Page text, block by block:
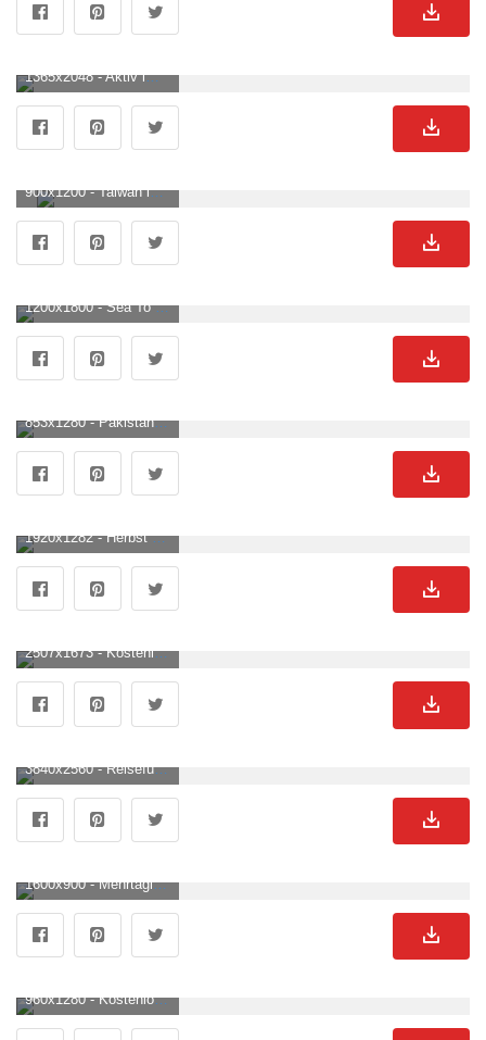
1365x2048 - Aktiv im Herbst: Wanderungen und Ausflüge für die ganze Familie im Murgtal. Wald See Hintergrund .
900x1200 - Taiwan in Deutschland / X. Wald See Bild.
1200x1800 - Sea To Sky Highway. © Individualicious · Individualicious. Wald See Hintergrundbild für Handy.
853x1280 - Pakistan Wald Berge Foto auf Pixabay. Wald See Hintergrundbild.
1920x1282 - Herbst Ästhetik Wallpaper KOSTENLOS. Wald See Hintergrund für Desktop.
2507x1673 - Kostenlose foto : Landschaft, Baum, Natur, Wald, draussen, Wildnis, Berg, Wolke, Nebel, Wiese, Morgen, See, Fluss, Tal, Land, Gebirge, wild, Grün, Betrachtung, Wetter, Jahreszeit, Bäume, Wolken, Berge, Atmosphärisches Phänomen, Bergige landforms. Wald See Hintergrundbild.
3840x2560 - Reiseführer Villa Lagarina: 2023 das Beste in Villa Lagarina entdecken. Wald See Bild.
1600x900 - Mehrtägige Kanutouren auf dem Fluss Salatsi. Wald See Bild.
960x1280 - Kostenlose Waldpark Und Grundwasser Bilder. Wald See Hintergrund für Mobilgerät.